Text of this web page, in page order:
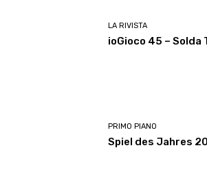
LA RIVISTA
ioGioco 45 – Solda
PRIMO PIANO
Spiel des Jahres